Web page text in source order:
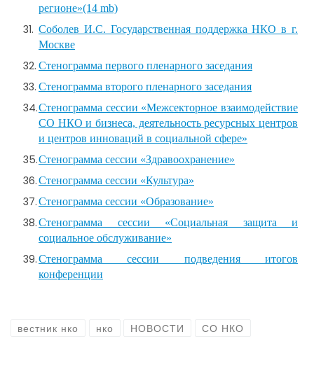
регионе»(14 mb)
Соболев И.С. Государственная поддержка НКО в г.
Москве
Стенограмма первого пленарного заседания
Стенограмма второго пленарного заседания
Стенограмма сессии «Межсекторное взаимодействие
СО НКО и бизнеса, деятельность ресурсных центров
и центров инноваций в социальной сфере»
Стенограмма сессии «Здравоохранение»
Стенограмма сессии «Культура»
Стенограмма сессии «Образование»
Стенограмма сессии «Социальная защита и
социальное обслуживание»
Стенограмма сессии подведения итогов
конференции
вестник нко нко НОВОСТИ СО НКО